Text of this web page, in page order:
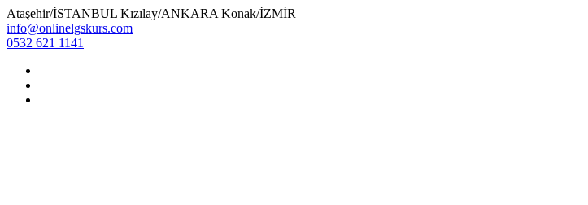
Ataşehir/İSTANBUL Kızılay/ANKARA Konak/İZMİR
info@onlinelgskurs.com
0532 621 1141